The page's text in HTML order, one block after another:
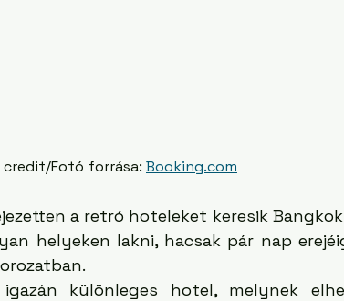
Fotó forrása: Booking.com
a retró hoteleket keresik
különleges hotel, melynek